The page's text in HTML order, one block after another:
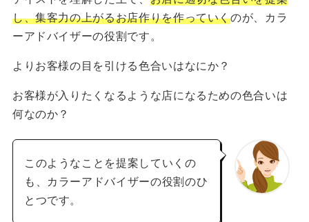
し、集客力の上がるお店作りを作っていくのが、カラ
ーアドバイザーの役割です。
よりお客様の目を引ける色合いはなにか？
お客様が入りたくなるような店になるための色合いは
何なのか？
このようなことを提案していくの
も、カラーアドバイザーの役割のひ
とつです。